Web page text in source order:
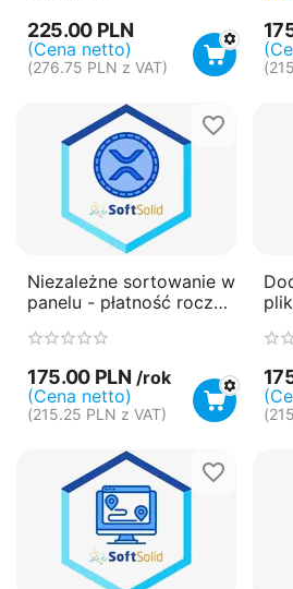
225.00 PLN
(Cena netto)
(276.75 PLN z VAT) (
Niezależne sortowanie w
panelu - płatność roczna
175.00 PLN /rok
(Cena netto)
(215.25 PLN z VAT) (